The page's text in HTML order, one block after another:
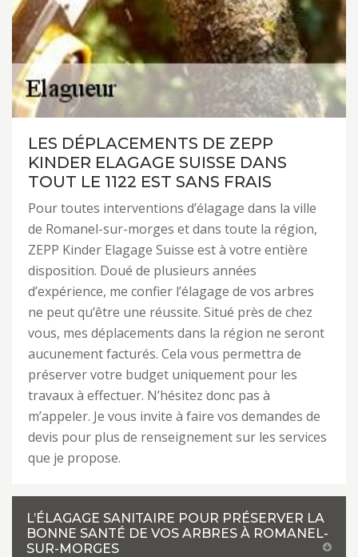
LES DÉPLACEMENTS DE ZEPP
KINDER ELAGAGE SUISSE DANS
TOUT LE 1122 EST SANS FRAIS
Pour toutes interventions d’élagage dans la ville
de Romanel-sur-morges et dans toute la région,
ZEPP Kinder Elagage Suisse est à votre entière
disposition. Doué de plusieurs années
d’expérience, me confier l’élagage de vos arbres
ne peut qu’être une réussite. Situé près de chez
vous, mes déplacements dans la région ne seront
aucunement facturés. Cela vous permettra de
préserver votre budget uniquement pour les
travaux à effectuer. N’hésitez donc pas à
m’appeler. Je vous invite à faire vos demandes de
devis pour plus de renseignement sur les services
que je propose.
L’ÉLAGAGE SANITAIRE POUR PRÉSERVER LA
BONNE SANTÉ DE VOS ARBRES À ROMANEL-
SUR-MORGES